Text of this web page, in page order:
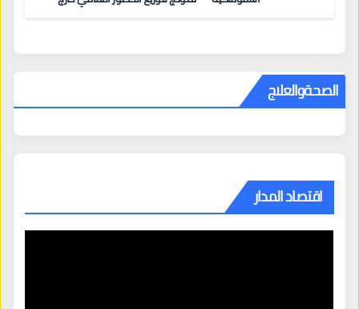
الصحةوالعلاج
اقتصاد المدار